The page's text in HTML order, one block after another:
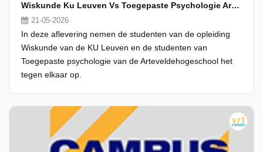
Wiskunde Ku Leuven Vs Toegepaste Psychologie Artevelde
21-05-2026
In deze aflevering nemen de studenten van de opleiding
Wiskunde van de KU Leuven en de studenten van
Toegepaste psychologie van de Arteveldehogeschool het
tegen elkaar op.